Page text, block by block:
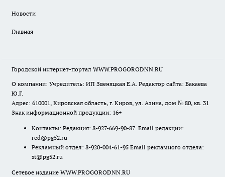
Новости
Главная
Городской интернет-портал WWW.PROGORODNN.RU
О компании: Учредитель: ИП Звеняцкая Е.А. Редактор сайта: Бакаева
Ю.Г.
Адрес: 610001, Кировская область, г. Киров, ул. Азина, дом № 80, кв. 31
Знак информационной продукции: 16+
Контакты: Редакция: 8-927-669-90-87 Email редакции:
red@pg52.ru
Рекламный отдел: 8-920-004-61-95 Email рекламного отдела:
st@pg52.ru
Сетевое издание WWW.PROGORODNN.RU